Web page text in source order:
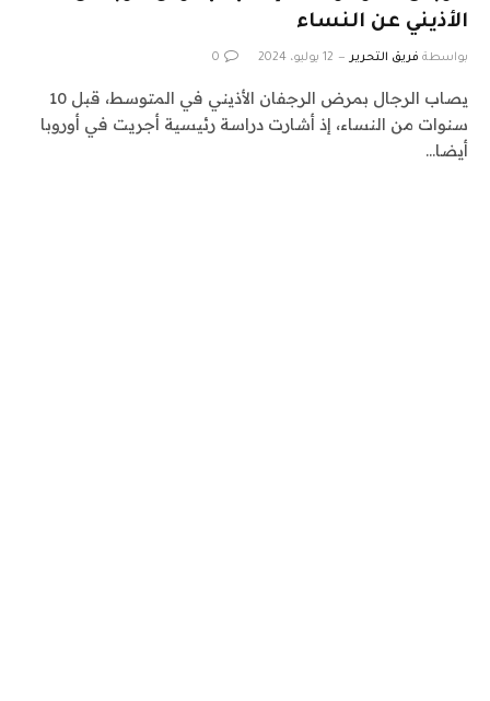
الأذيني عن النساء
بواسطة فريق التحرير 12 يوليو، 2024 0
يصاب الرجال بمرض الرجفان الأذيني في المتوسط، قبل 10
سنوات من النساء، إذ أشارت دراسة رئيسية أجريت في أوروبا
أيضا…